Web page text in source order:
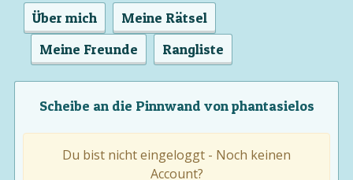
Über mich
Meine Rätsel
Meine Freunde
Rangliste
Scheibe an die Pinnwand von phantasielos
Du bist nicht eingeloggt - Noch keinen
Account?